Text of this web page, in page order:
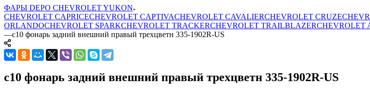
ФАРЫ DEPO CHEVROLET YUKON
CHEVROLET CAPRICECHEVROLET CAPTIVACHEVROLET CAVALIERCHEVROLET CRUZE
ORLANDOCHEVROLET SPARKCHEVROLET TRACKERCHEVROLET TRAILBLAZERCHEVROLET
—c10 фонарь задний внешний правый трехцветн 335-1902R-US
c10 фонарь задний внешний правый трехцветн 335-1902R-US